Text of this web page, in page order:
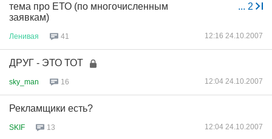
... 2
тема про ЕТО (по многочисленным
заявкам)
Ленивая 41 12:16 24.10.2007
ДРУГ - ЭТО ТОТ
sky_man 16 12:04 24.10.2007
Рекламщики есть?
SKIF 13 12:04 24.10.2007